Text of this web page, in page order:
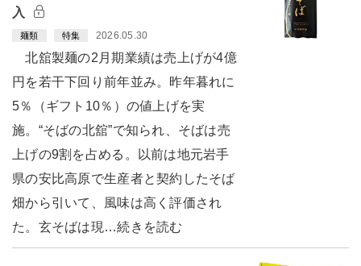
入
麺類 特集 2026.05.30
北舘製麺の2月期業績は売上げが4億
円を若干下回り前年並み。昨年暮れに
5％（ギフト10％）の値上げを実
施。“そばの北舘”で知られ、そばは売
上げの9割を占める。以前は地元岩手
県の安比高原で生産者と契約したそば
畑から引いて、風味は高く評価され
た。玄そばは現…続きを読む